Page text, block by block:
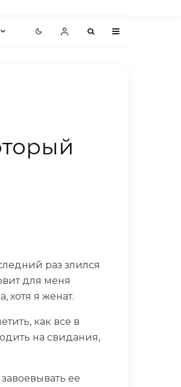
раз злился
для меня
хотя я женат.
как все в
на свидания,
ее